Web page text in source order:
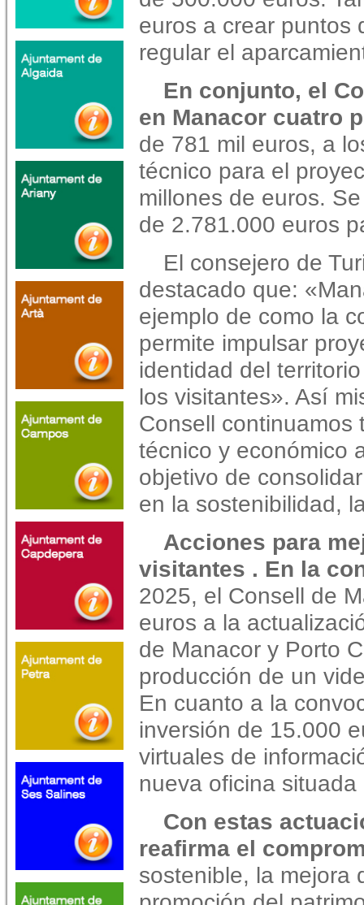
euros a crear puntos
regular el
En conjunto, el
en Manacor cuatro
de 781 mil euros, a
técnico para el
millones de euros.
de 2.781.000 euros
El consejero de
destacado que:
ejemplo de como la
permite impulsar
identidad del
los visitantes». Así
Consell continuamos
técnico y económico
objetivo de
en la sostenibilidad,
Acciones para
visitantes . En la
2025, el Consell de
euros a la
de Manacor y Porto
producción de un
En cuanto a la
inversión de 15.000
virtuales de
nueva oficina
Con estas
reafirma el
sostenible, la mejora